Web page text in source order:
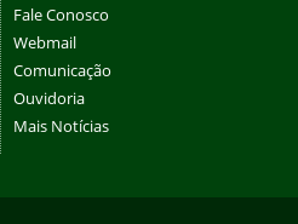
Fale Conosco
Webmail
Comunicação
Ouvidoria
Mais Notícias